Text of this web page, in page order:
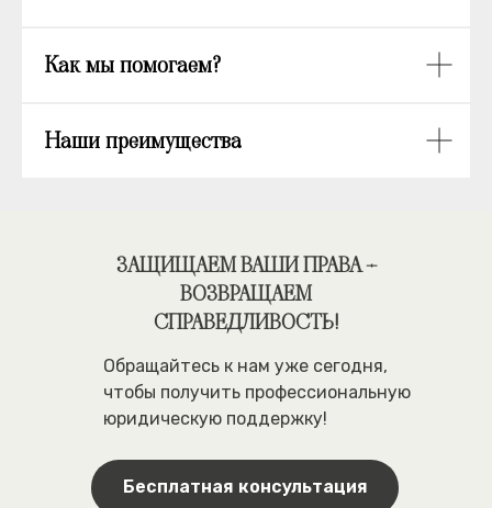
Как мы помогаем?
Наши преимущества
Бесплатная консультация
ЗАЩИЩАЕМ ВАШИ ПРАВА –
ВОЗВРАЩАЕМ
СПРАВЕДЛИВОСТЬ!
Обращайтесь к нам уже сегодня,
чтобы получить профессиональную
юридическую поддержку!